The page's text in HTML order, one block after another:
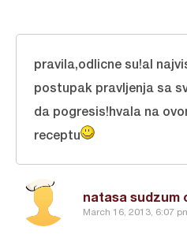
natasa sudzum
March 16, 2013, 6:07
pravila,odlicne su!al
postupak pravljenja sa
da pogresis!hvala na
receptu